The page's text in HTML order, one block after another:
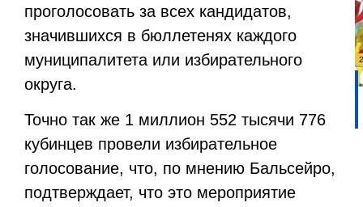
проголосовать за всех кандидатов,
значившихся в бюллетенях каждого
муниципалитета или избирательного
округа.
Точно так же 1 миллион 552 тысячи 776
кубинцев провели избирательное
голосование, что, по мнению Бальсейро,
подтверждает, что это мероприятие